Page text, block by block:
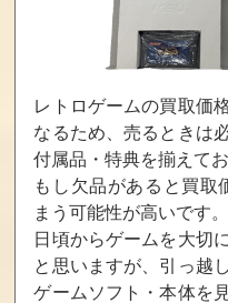
アンドロデュ
70,000
ニンジャコマ
ンドー
買取価格
67,500
カイ
レトロゲームの買取価
なるため、売るときは
付属品・特典を揃えて
もし欠品があると買取
まう可能性が高いです。
日頃からゲームを大切
と思いますが、引っ越
ゲームソフト・本体を